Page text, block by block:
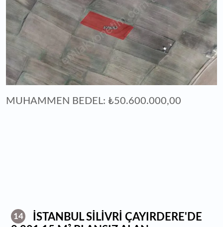
MUHAMMEN BEDEL: ₺50.600.000,00
14
İSTANBUL SİLİVRİ ÇAYIRDERE'DE